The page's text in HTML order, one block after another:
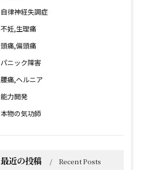
自律神経失調症
不妊,生理痛
頭痛,偏頭痛
パニック障害
腰痛,ヘルニア
能力開発
本物の気功師
最近の投稿 Recent Posts